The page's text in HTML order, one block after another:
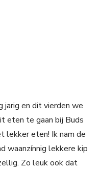
jarig en dit vierden we
eten te gaan bij Buds
lekker eten! Ik nam de
waanzínnig lekkere kip
Zo leuk ook dat